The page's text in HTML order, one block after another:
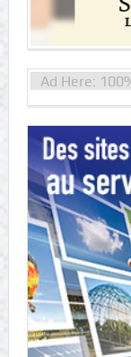
Ad Here: